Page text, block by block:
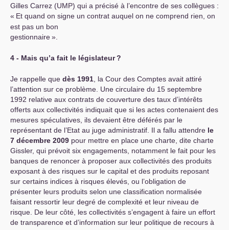
Gilles Carrez (UMP) qui a précisé à l’encontre de ses collègues :
« Et quand on signe un contrat auquel on ne comprend rien, on
est pas un bon
gestionnaire».
4 - Mais qu’a fait le législateur?
Je rappelle que dès 1991 , la Cour des Comptes avait attiré
l’attention sur ce problème. Une circulaire du 15 septembre
1992 relative aux contrats de couverture des taux d’intérêts
offerts aux collectivités indiquait que si les actes contenaient des
mesures spéculatives, ils devaient être déférés par le
représentant de l’Etat au juge administratif. Il a fallu attendre le
7 décembre 2009 pour mettre en place une charte, dite charte
Gissler, qui prévoit six engagements, notamment le fait pour les
banques de renoncer à proposer aux collectivités des produits
exposant à des risques sur le capital et des produits reposant
sur certains indices à risques élevés, ou l’obligation de
présenter leurs produits selon une classification normalisée
faisant ressortir leur degré de complexité et leur niveau de
risque. De leur côté, les collectivités s’engagent à faire un effort
de transparence et d’information sur leur politique de recours à